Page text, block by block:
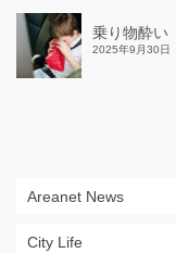
乗り物酔い
2025年9月30日
Areanet News
City Life